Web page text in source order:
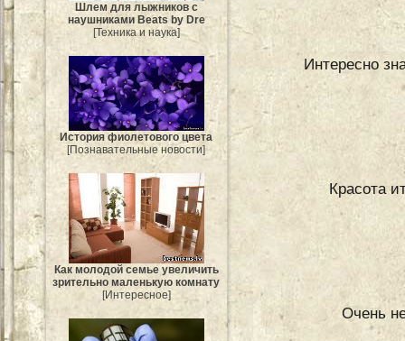
Шлем для лыжников с
наушниками Beats by Dre
[Техника и наука]
История фиолетового цвета
[Познавательные новости]
Как молодой семье увеличить
зрительно маленькую комнату
[Интересное]
Интересно
Красота
Очень